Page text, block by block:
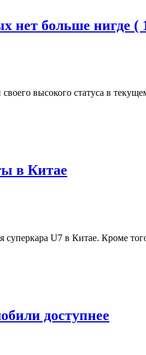
нет больше нигде (
высокого статуса в
в Китае
U7 в Китае. Кроме
доступнее